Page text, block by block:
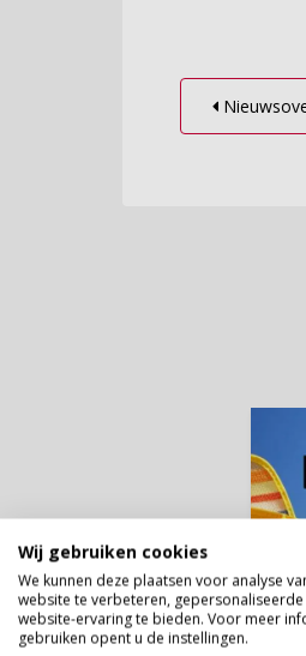
Wij gebruiken cookies
We kunnen deze plaatsen voor analyse
website te verbeteren,
website-ervaring te bieden. Voor meer
gebruiken opent u de instellingen.